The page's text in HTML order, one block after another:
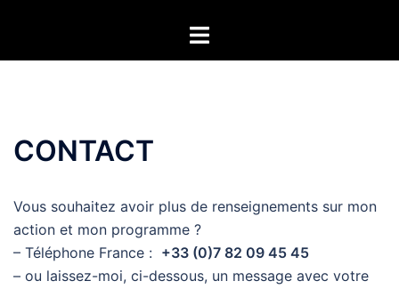
contenu
Ouvrir/fermer
CONTACT
Vous souhaitez avoir plus de renseignements sur mon
action et mon programme ?
– Téléphone France : +33 (0)7 82 09 45 45
– ou laissez-moi, ci-dessous, un message avec votre